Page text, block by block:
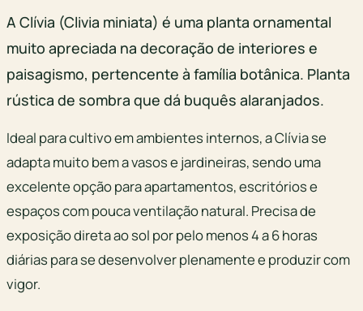
A Clívia (Clivia miniata) é uma planta ornamental
muito apreciada na decoração de interiores e
paisagismo, pertencente à família botânica. Planta
rústica de sombra que dá buquês alaranjados.
Ideal para cultivo em ambientes internos, a Clívia se
adapta muito bem a vasos e jardineiras, sendo uma
excelente opção para apartamentos, escritórios e
espaços com pouca ventilação natural. Precisa de
exposição direta ao sol por pelo menos 4 a 6 horas
diárias para se desenvolver plenamente e produzir com
vigor.